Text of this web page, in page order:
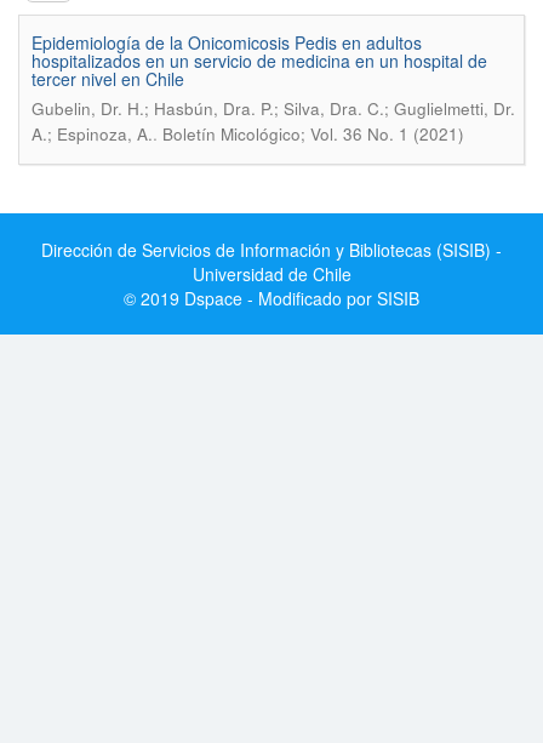
Epidemiología de la Onicomicosis Pedis en adultos
hospitalizados en un servicio de medicina en un hospital de
tercer nivel en Chile
Gubelin, Dr. H.; Hasbún, Dra. P.; Silva, Dra. C.; Guglielmetti, Dr.
A.; Espinoza, A.. Boletín Micológico; Vol. 36 No. 1 (2021)
Dirección de Servicios de Información y Bibliotecas (SISIB) -
Universidad de Chile
© 2019 Dspace - Modificado por SISIB